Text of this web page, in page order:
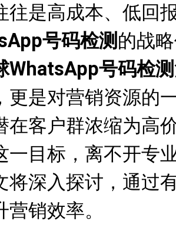
往是高成本、低回
号码检测 的战
WhatsApp号码检测
更是对营销资源的
在客户群浓缩为高
一目标，离不开专
将深入探讨，通过
销效率。